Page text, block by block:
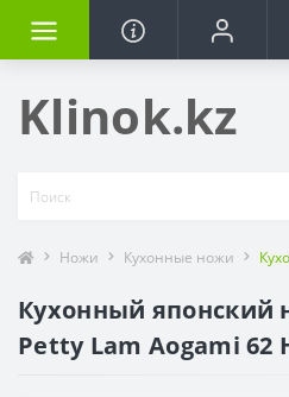
Klinok.kz
Ножи Кухонные ножи
Кухонный японский
Petty Lam Aogami 62